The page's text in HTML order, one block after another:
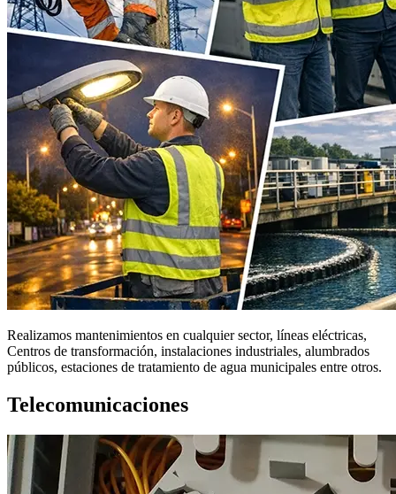
Realizamos mantenimientos en cualquier sector, líneas eléctricas,
Centros de transformación, instalaciones industriales, alumbrados
públicos, estaciones de tratamiento de agua municipales entre otros.
Telecomunicaciones